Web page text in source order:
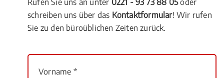
Rufen Sie uns an unter 0221 - 93 73 88 05oder
schreiben uns über das Kontaktformular! Wir rufen
Sie zu den büroüblichen Zeiten zurück.
Vorname *